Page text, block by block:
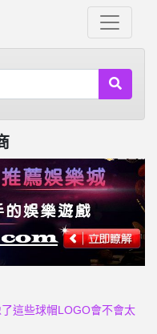
這些球帽LOGO會不會太